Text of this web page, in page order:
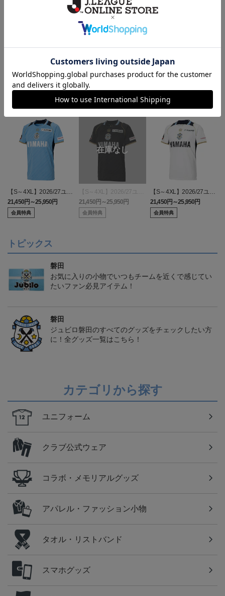
ヘルプページ
ランキング
【S～4XL】2026/27ユニ
フォーム オーセンティッ
クモデル:FP1st
21,450円～25,950円
会員特典
【S～4XL】2026/27ユニ
フォーム オーセンティッ
クモデル:GK
21,450円～25,950円
会員特典
【S～4XL】2026/27ユニ
フォーム オーセンティッ
クモデル:FP2nd
21,450円～25,950円
会員特典
トピックス
磐田
お気に入りの小物でいつもチームを近くで感じてい
たいファン必見アイテム！
磐田
ジュビロ磐田のすべてのグッズをチェックしたい方
に！全グッズ一覧はこちら！
カテゴリから探す
ユニフォーム
クラブ公式ウェア
コラボ・メモリアルグッズ
アパレル・ファッション小物
タオル・リストバンド
スマホグッズ